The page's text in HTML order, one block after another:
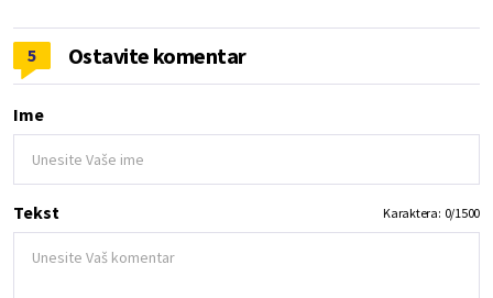
5 Ostavite komentar
Ime
Tekst Karaktera: 0/1500